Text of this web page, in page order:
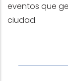
eventos que
ciudad.